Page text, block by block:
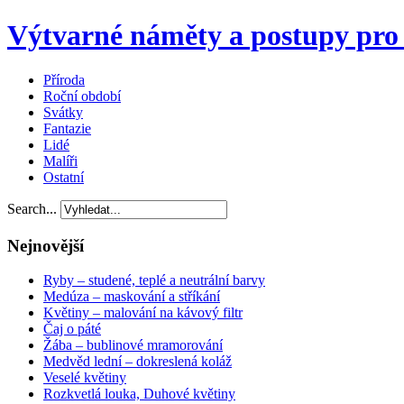
Výtvarné náměty a postupy
Příroda
Roční období
Svátky
Fantazie
Lidé
Malíři
Ostatní
Search...
Nejnovější
Ryby – studené, teplé a neutrální barvy
Medúza – maskování a stříkání
Květiny – malování na kávový filtr
Čaj o páté
Žába – bublinové mramorování
Medvěd lední – dokreslená koláž
Veselé květiny
Rozkvetlá louka, Duhové květiny